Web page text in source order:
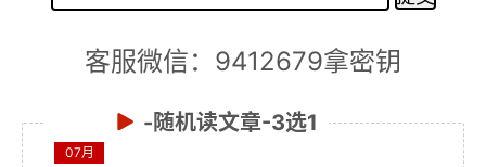
客服微信：9412679拿密钥
-随机读文章-3选1
07月